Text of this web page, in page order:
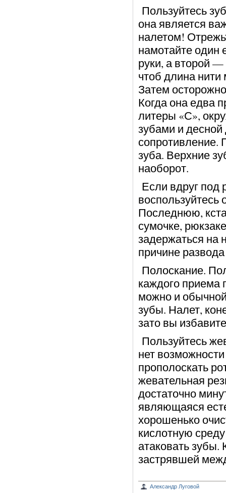
Пользуйтесь
она является
налетом!
намотайте один
руки, а второй —
чтоб длина
Затем
Когда она едва
литеры «С»,
зубами и
сопротивление.
зуба. Верхние
наоборот.
Если вдруг под
Последнюю,
сумочке,
задержаться на
причине
Полоскание.
каждого
можно и
зубы. Налет,
зато вы
Пользуйтесь
нет
прополоскать
жевательная
достаточно
являющаяся
хорошенько
кислотную
атаковать
застрявшей
Александр Луговой